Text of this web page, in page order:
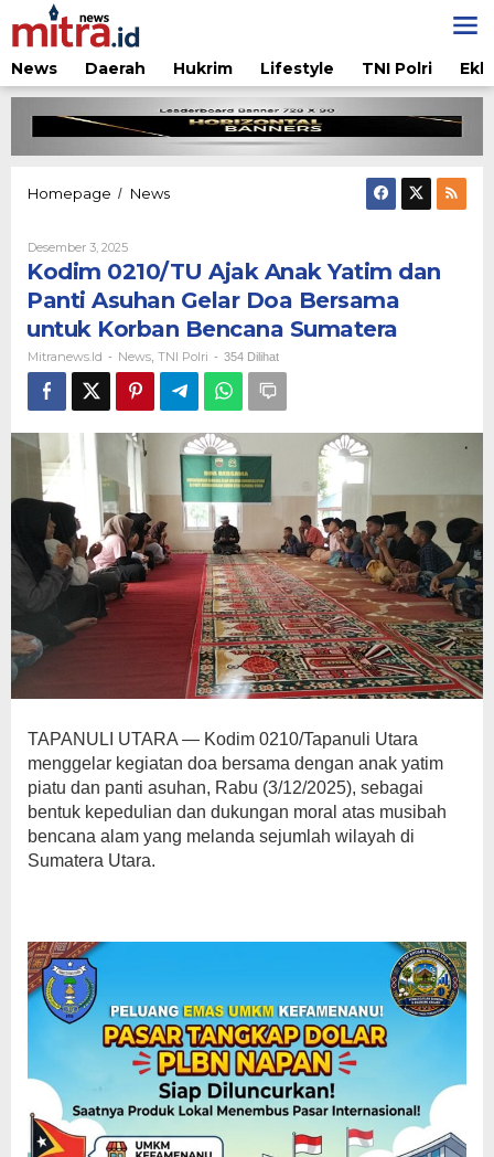
Lewati
ke
konten
News
Daerah Hukrim Lifestyle TNI Polri
Homepage / NewsKodim
Yatim
dan
Panti
Asuhan
Gelar
Doa
Bersama
untuk
Korban
Bencana
Sumatera
Desember 3, 2025Oleh
Mitranews.id
Kodim 0210/TU Ajak Anak Yatim dan
Panti Asuhan Gelar Doa Bersama
untuk Korban Bencana Sumatera
Mitranews.id - News TNI Polri - 354 Dilihat
TAPANULI UTARA — Kodim 0210/Tapanuli Utara
menggelar kegiatan doa bersama dengan anak yatim
piatu dan panti asuhan, Rabu (3/12/2025), sebagai
bentuk kepedulian dan dukungan moral atas musibah
bencana alam yang melanda sejumlah wilayah di
Sumatera Utara.